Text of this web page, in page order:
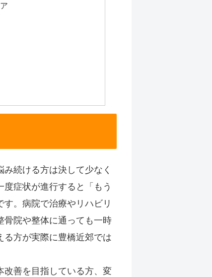
続ける方は決して少なく
症状が進行すると「もう
。病院で治療やリハビリ
骨院や整体に通っても一時
る方が実際に豊橋近郊では
改善を目指している方、変